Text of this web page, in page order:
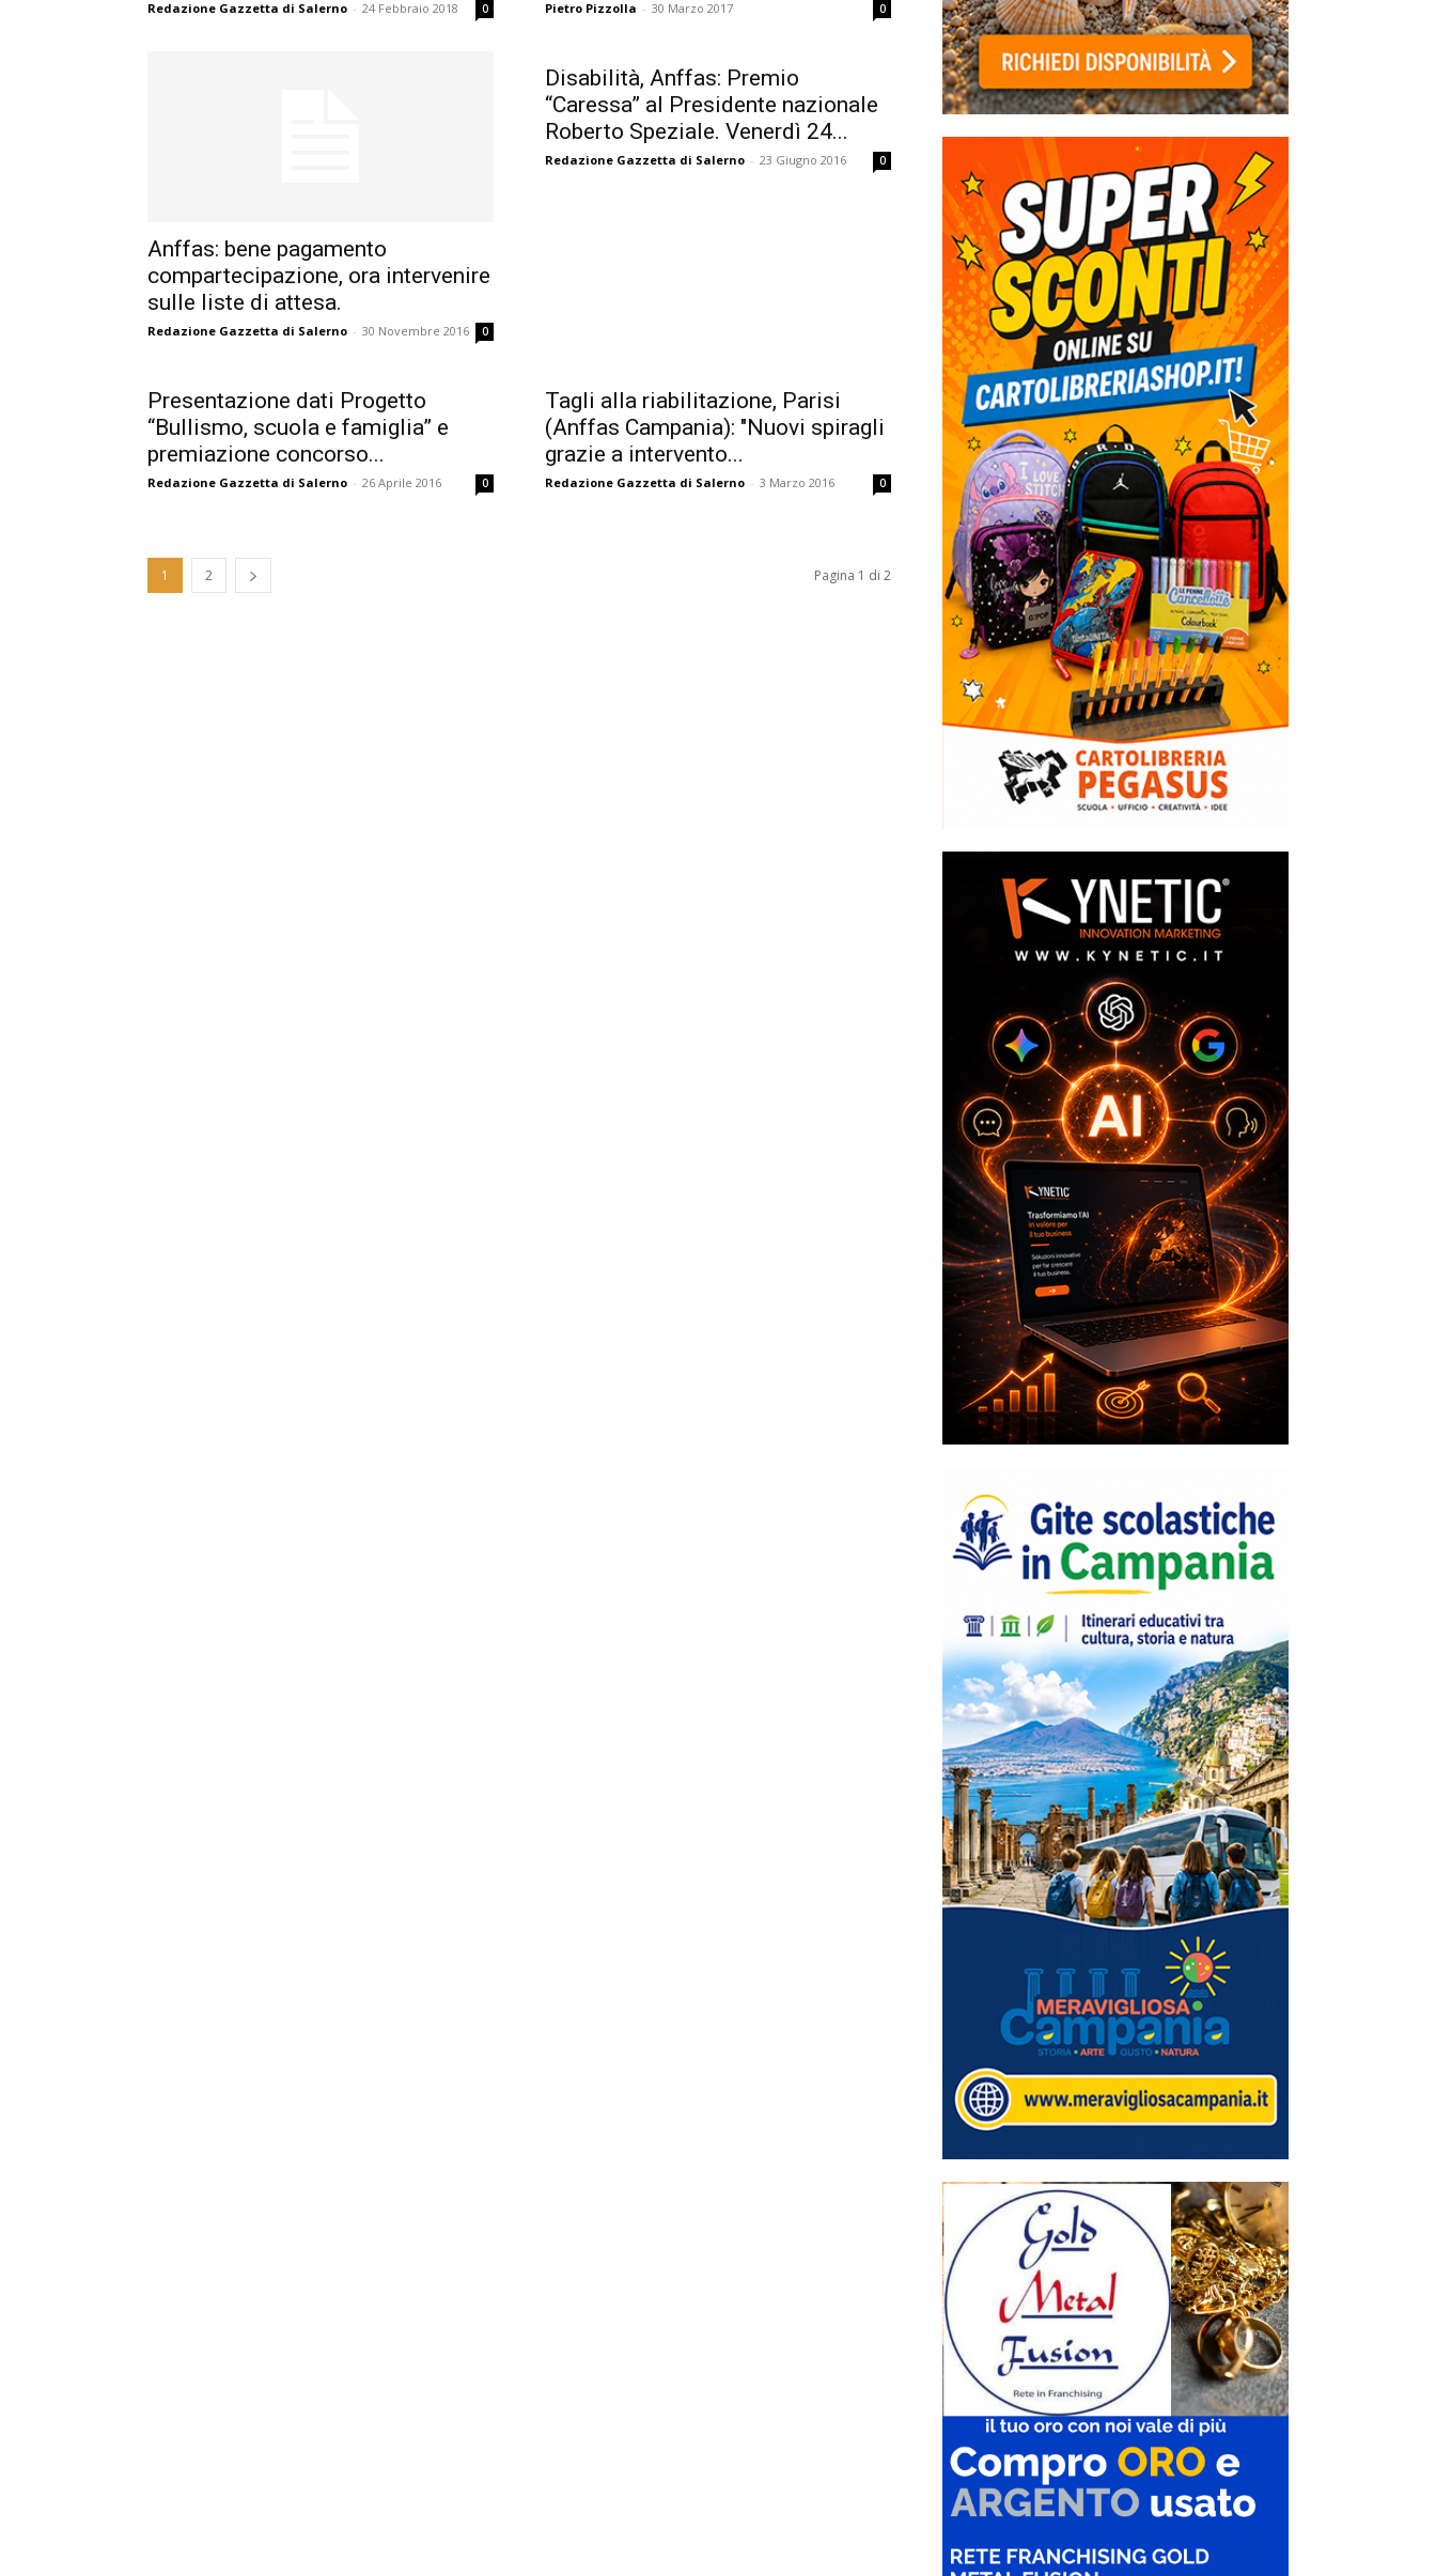
Redazione Gazzetta di Salerno - 24 Febbraio 2018 0 Pietro Pizzolla - 30 Marzo 2017 0
Anffas: bene pagamento
compartecipazione, ora intervenire
sulle liste di attesa.
Redazione Gazzetta di Salerno - 30 Novembre 2016 0
Disabilità, Anffas: Premio
“Caressa” al Presidente nazionale
Roberto Speziale. Venerdì 24...
Redazione Gazzetta di Salerno - 23 Giugno 2016 0
Presentazione dati Progetto
“Bullismo, scuola e famiglia” e
premiazione concorso...
Redazione Gazzetta di Salerno - 26 Aprile 2016 0
Tagli alla riabilitazione, Parisi
(Anffas Campania): "Nuovi spiragli
grazie a intervento...
Redazione Gazzetta di Salerno - 3 Marzo 2016 0
1 2 Pagina 1 di 2